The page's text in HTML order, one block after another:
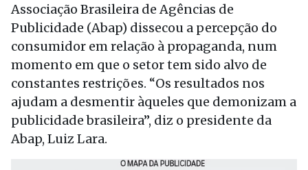
Associação Brasileira de Agências de
Publicidade (Abap) dissecou a percepção do
consumidor em relação à propaganda, num
momento em que o setor tem sido alvo de
constantes restrições. “Os resultados nos
ajudam a desmentir àqueles que demonizam a
publicidade brasileira”, diz o presidente da
Abap, Luiz Lara.